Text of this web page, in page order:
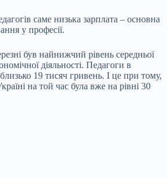
саме низька зарплата – основна
у професії.
був найнижчий рівень середньої
діяльності. Педагоги в
19 тисяч гривень. І це при тому,
на той час була вже на рівні 30